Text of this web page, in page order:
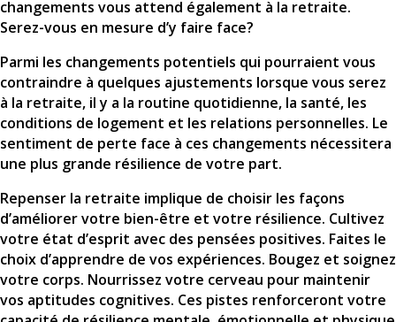
changements vous attend également à la retraite.
Serez-vous en mesure d’y faire face?
Parmi les changements potentiels qui pourraient vous
contraindre à quelques ajustements lorsque vous serez
à la retraite, il y a la routine quotidienne, la santé, les
conditions de logement et les relations personnelles. Le
sentiment de perte face à ces changements nécessitera
une plus grande résilience de votre part.
Repenser la retraite implique de choisir les façons
d’améliorer votre bien-être et votre résilience. Cultivez
votre état d’esprit avec des pensées positives. Faites le
choix d’apprendre de vos expériences. Bougez et soignez
votre corps. Nourrissez votre cerveau pour maintenir
vos aptitudes cognitives. Ces pistes renforceront votre